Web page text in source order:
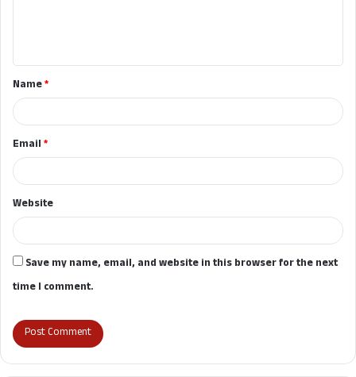
t
*Name*
Email*
Website
Save my name, email, and website in this browser for the next
time I comment.